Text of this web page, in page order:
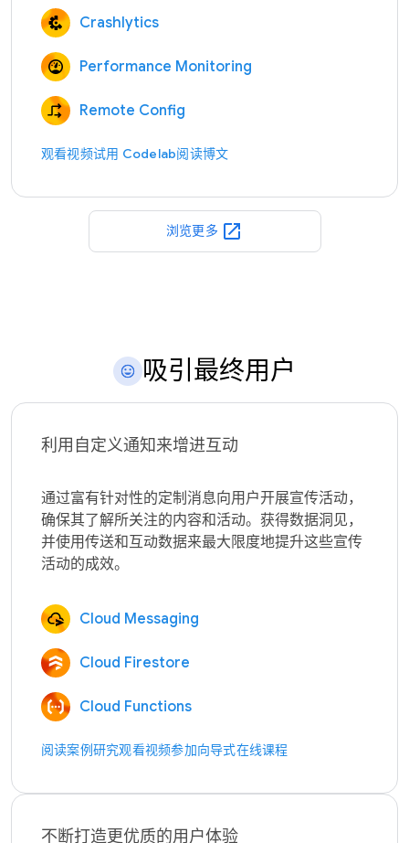
Crashlytics
Performance Monitoring
Remote Config
观看视频试用 Codelab阅读博文
浏览更多 open_in_new
吸引最终用户
利用自定义通知来增进互动
通过富有针对性的定制消息向用户开展宣传活动，
确保其了解所关注的内容和活动。获得数据洞见，
并使用传送和互动数据来最大限度地提升这些宣传
Cloud Messaging
Cloud Firestore
Cloud Functions
阅读案例研究观看视频参加向导式在线课程
不断打造更优质的用户体验